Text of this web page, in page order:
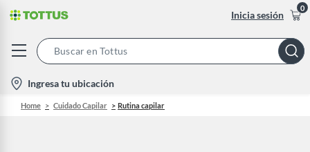
Inicia sesión
0
Bar
location-
icon
Ingresa tu ubicación
Home Cuidado Capilar Rutina capilar